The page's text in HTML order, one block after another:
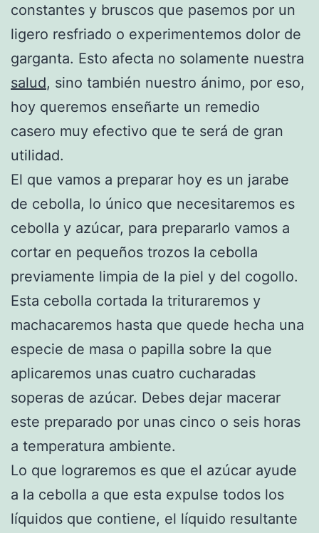
constantes y bruscos que pasemos por un
ligero resfriado o experimentemos dolor de
garganta. Esto afecta no solamente nuestra
salud, sino también nuestro ánimo, por eso,
hoy queremos enseñarte un remedio
casero muy efectivo que te será de gran
utilidad.
El que vamos a preparar hoy es un jarabe
de cebolla, lo único que necesitaremos es
cebolla y azúcar, para prepararlo vamos a
cortar en pequeños trozos la cebolla
previamente limpia de la piel y del cogollo.
Esta cebolla cortada la trituraremos y
machacaremos hasta que quede hecha una
especie de masa o papilla sobre la que
aplicaremos unas cuatro cucharadas
soperas de azúcar. Debes dejar macerar
este preparado por unas cinco o seis horas
a temperatura ambiente.
Lo que lograremos es que el azúcar ayude
a la cebolla a que esta expulse todos los
líquidos que contiene, el líquido resultante